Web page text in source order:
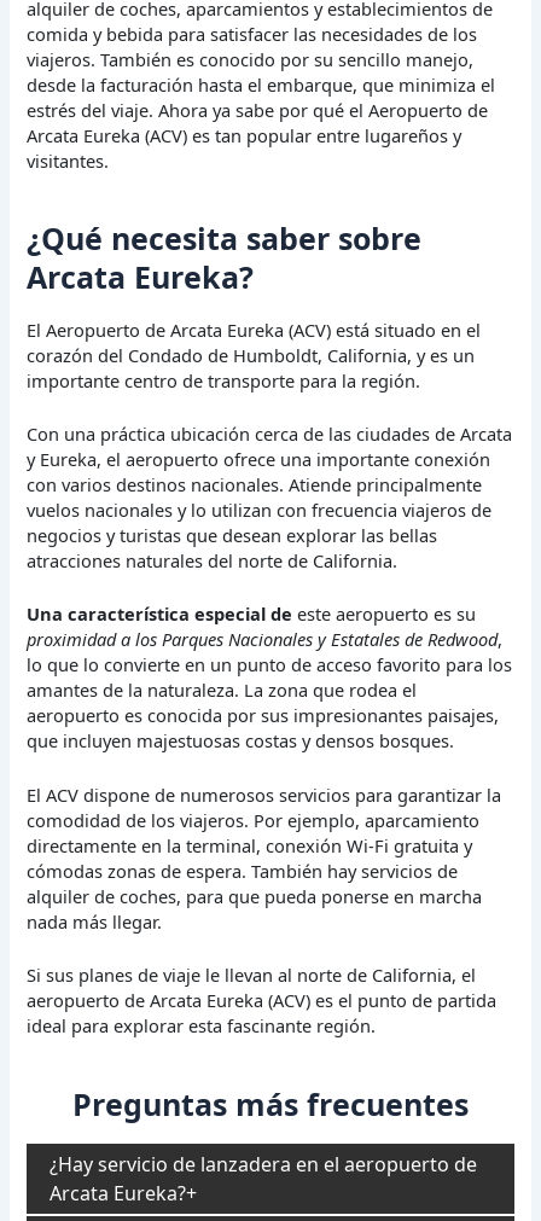
alquiler de coches, aparcamientos y establecimientos de
comida y bebida para satisfacer las necesidades de los
viajeros. También es conocido por su sencillo manejo,
desde la facturación hasta el embarque, que minimiza el
estrés del viaje. Ahora ya sabe por qué el Aeropuerto de
Arcata Eureka (ACV) es tan popular entre lugareños y
visitantes.
¿Qué necesita saber sobre
Arcata Eureka?
El Aeropuerto de Arcata Eureka (ACV) está situado en el
corazón del Condado de Humboldt, California, y es un
importante centro de transporte para la región.
Con una práctica ubicación cerca de las ciudades de Arcata
y Eureka, el aeropuerto ofrece una importante conexión
con varios destinos nacionales. Atiende principalmente
vuelos nacionales y lo utilizan con frecuencia viajeros de
negocios y turistas que desean explorar las bellas
atracciones naturales del norte de California.
Una característica especial de este aeropuerto es su
proximidad a los Parques Nacionales y Estatales de Redwood,
lo que lo convierte en un punto de acceso favorito para los
amantes de la naturaleza. La zona que rodea el
aeropuerto es conocida por sus impresionantes paisajes,
que incluyen majestuosas costas y densos bosques.
El ACV dispone de numerosos servicios para garantizar la
comodidad de los viajeros. Por ejemplo, aparcamiento
directamente en la terminal, conexión Wi-Fi gratuita y
cómodas zonas de espera. También hay servicios de
alquiler de coches, para que pueda ponerse en marcha
nada más llegar.
Si sus planes de viaje le llevan al norte de California, el
aeropuerto de Arcata Eureka (ACV) es el punto de partida
ideal para explorar esta fascinante región.
Preguntas más frecuentes
¿Hay servicio de lanzadera en el aeropuerto de
Arcata Eureka?